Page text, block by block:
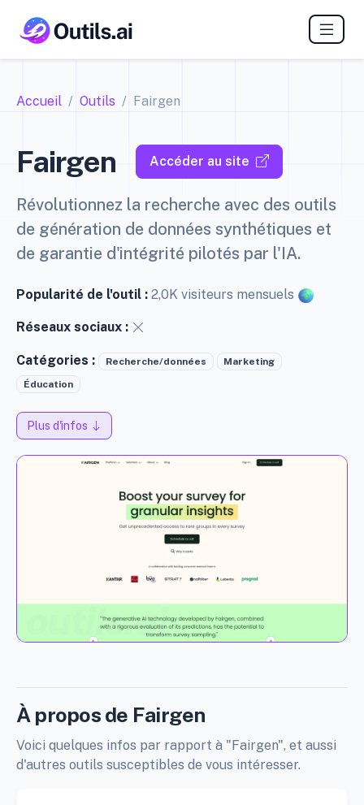
Accueil Outils Fairgen
Fairgen Accéder au site
Révolutionnez la recherche avec des outils
de génération de données synthétiques et
de garantie d'intégrité pilotés par l'IA.
Popularité de l'outil : 2,0K visiteurs mensuels
Réseaux sociaux :
Catégories : Recherche/données Marketing
Éducation
Plus d'infos
À propos de Fairgen
Voici quelques infos par rapport à "Fairgen", et aussi
d'autres outils susceptibles de vous intéresser.